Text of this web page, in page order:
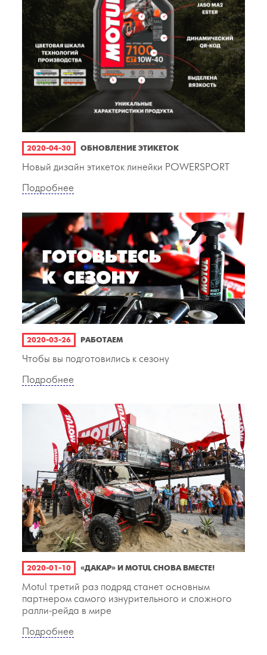
2020-04-30 ОБНОВЛЕНИЕ ЭТИКЕТОК
Новый дизайн этикеток линейки POWERSPORT
Подробнее
2020-03-26 РАБОТАЕМ
Чтобы вы подготовились к сезону
Подробнее
2020-01-10 «ДАКАР» И MOTUL СНОВА ВМЕСТЕ!
Motul третий раз подряд станет основным
партнером самого изнурительного и сложного
ралли-рейда в мире
Подробнее